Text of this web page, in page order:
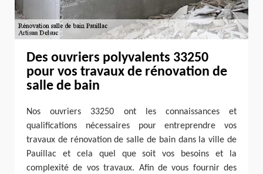
Des ouvriers polyvalents 33250
pour vos travaux de rénovation de
salle de bain
Nos ouvriers 33250 ont les connaissances et
qualifications nécessaires pour entreprendre vos
travaux de rénovation de salle de bain dans la ville de
Pauillac et cela quel que soit vos besoins et la
complexité de vos travaux. Afin de vous fournir des